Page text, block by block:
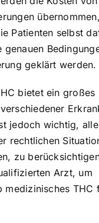
Patienten selbst
genauen
geklärt werden.
bietet ein großes
jedoch wichtig,
rechtlichen
zu
Arzt, um
medizinisches THC